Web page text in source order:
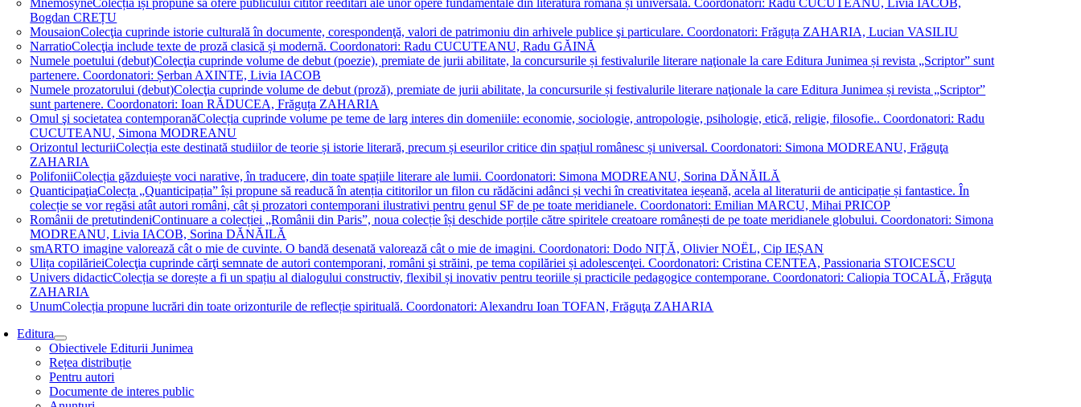
MnemosyneColecția își propune să ofere publicului cititor reeditări ale unor opere fundamentale din literatura română și universală. Coordonatori: Radu CUCUTEANU, Livia IACOB,
Bogdan CREȚU
MousaionColecţia cuprinde istorie culturală în documente, corespondenţă, valori de patrimoniu din arhivele publice şi particulare. Coordonatori: Frăguța ZAHARIA, Lucian VASILIU
NarratioColecţia include texte de proză clasică și modernă. Coordonatori: Radu CUCUTEANU, Radu GĂINĂ
Numele poetului (debut)Colecţia cuprinde volume de debut (poezie), premiate de jurii abilitate, la concursurile și festivalurile literare naţionale la care Editura Junimea și revista „Scriptor” sunt
partenere. Coordonatori: Șerban AXINTE, Livia IACOB
Numele prozatorului (debut)Colecţia cuprinde volume de debut (proză), premiate de jurii abilitate, la concursurile și festivalurile literare naţionale la care Editura Junimea și revista „Scriptor”
sunt partenere. Coordonatori: Ioan RĂDUCEA, Frăguța ZAHARIA
Omul şi societatea contemporanăColecția cuprinde volume pe teme de larg interes din domeniile: economie, sociologie, antropologie, psihologie, etică, religie, filosofie.. Coordonatori: Radu
CUCUTEANU, Simona MODREANU
Orizontul lecturiiColecția este destinată studiilor de teorie și istorie literară, precum și eseurilor critice din spațiul românesc și universal. Coordonatori: Simona MODREANU, Frăguţa
ZAHARIA
PolifoniiColecția găzduiește voci narative, în traducere, din toate spațiile literare ale lumii. Coordonatori: Simona MODREANU, Sorina DĂNĂILĂ
QuanticipaţiaColecța „Quanticipația” își propune să readucă în atenția cititorilor un filon cu rădăcini adânci și vechi în creativitatea ieșeană, acela al literaturii de anticipație și fantastice. În
colecție se vor regăsi atât autori români, cât și prozatori contemporani ilustrativi pentru genul SF de pe toate meridianele. Coordonatori: Emilian MARCU, Mihai PRICOP
Românii de pretutindeniContinuare a colecției „Românii din Paris”, noua colecție își deschide porțile către spiritele creatoare românești de pe toate meridianele globului. Coordonatori: Simona
MODREANU, Livia IACOB, Sorina DĂNĂILĂ
smARTO imagine valorează cât o mie de cuvinte. O bandă desenată valorează cât o mie de imagini. Coordonatori: Dodo NIȚĂ, Olivier NOËL, Cip IEȘAN
Ulița copilărieiColecţia cuprinde cărţi semnate de autori contemporani, români şi străini, pe tema copilăriei și adolescenţei. Coordonatori: Cristina CENTEA, Passionaria STOICESCU
Univers didacticColecția se dorește a fi un spațiu al dialogului constructiv, flexibil și inovativ pentru teoriile și practicile pedagogice contemporane. Coordonatori: Caliopia TOCALĂ, Frăguţa
ZAHARIA
UnumColecția propune lucrări din toate orizonturile de reflecție spirituală. Coordonatori: Alexandru Ioan TOFAN, Frăguţa ZAHARIA
Editura
Obiectivele Editurii Junimea
Rețea distribuție
Pentru autori
Documente de interes public